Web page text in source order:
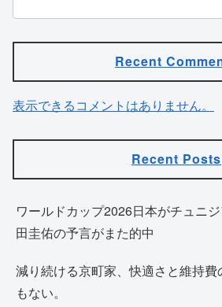
Recent
表示できるコメントはありません。
Recent Posts
ワールドカップ2026日本がチュニ
田圭佑の予言がまた的中
減り続ける京町家、快適さと維持費
もない。